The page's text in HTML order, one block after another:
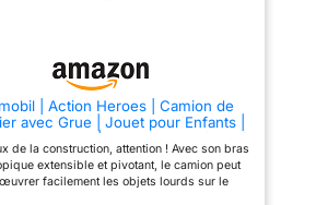
x 13.5 x 14.5
g, 70088
coffret : ensemble de 34
1 personnage, 3 animaux,
30 accessoires, matériau :
LxPxH : Avion: 30 x 40 x
10,5 cm, poids : 362 g,
71463
| Action Heroes | Camion de
avec Grue | Jouet pour Enfants |
Construction | Jouet pour Enfants à
partir de 4 Ans | 71750
de la construction, attention ! Avec son bras
extensible et pivotant, le camion peut
facilement les objets lourds sur le